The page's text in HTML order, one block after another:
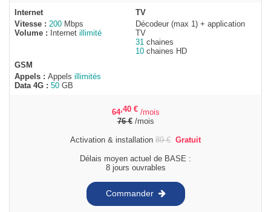
Internet
Vitesse : 200 Mbps
Volume : Internet illimité
TV
Décodeur (max 1) + application
TV
31 chaines
10 chaines HD
GSM
Appels : Appels illimités
Data 4G : 50 GB
64,40 € /mois
76€/mois
Activation & installation 89€ Gratuit
Délais moyen actuel de BASE :
8 jours ouvrables
Commander